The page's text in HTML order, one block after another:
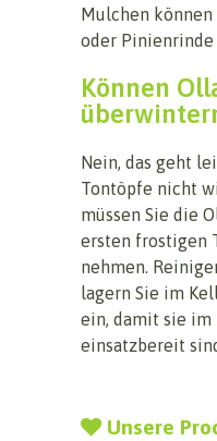
Mulchen können
oder Pinienrinde
Können
Nein, das geht
Tontöpfe nicht
müssen Sie die
ersten frostigen
nehmen.
lagern Sie im
ein, damit sie
einsatzbereit
Unsere